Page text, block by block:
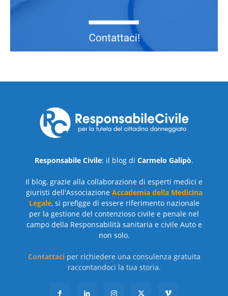
Responsabile Civile: il blog di Carmelo Galipò.
Il blog, grazie alla collaborazione di esperti medici e
giuristi dell'Associazione Accademia della Medicina
Legale, si prefigge di essere riferimento nazionale
per la gestione del contenzioso civile e penale nel
campo della Responsabilità sanitaria e civile Auto e
non solo.
Contattaciper richiedere una consulenza gratuita
raccontandoci la tua storia.